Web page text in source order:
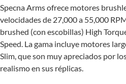
Specna Arms ofrece motores
velocidades de 27,000 a 55,000
brushed (con escobillas) High
Speed. La gama incluye motores
Slim, que son muy apreciados por
realismo en sus réplicas.